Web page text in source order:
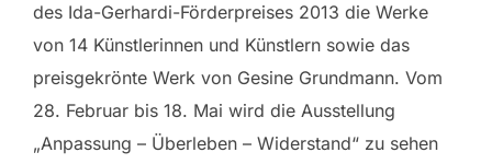
des Ida-Gerhardi-Förderpreises 2013 die Werke
von 14 Künstlerinnen und Künstlern sowie das
preisgekrönte Werk von Gesine Grundmann. Vom
28. Februar bis 18. Mai wird die Ausstellung
„Anpassung – Überleben – Widerstand“ zu sehen